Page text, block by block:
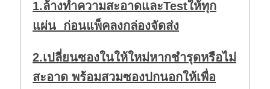
1.ล้างทำความสะอาดและTestให้ทุก
แผ่น ก่อนแพ็คลงกล่องจัดส่ง
2.เปลี่ยนซองในให้ใหม่หากชำรุดหรือไม่
สะอาด พร้อมสวมซองปกนอกให้เพื่อ